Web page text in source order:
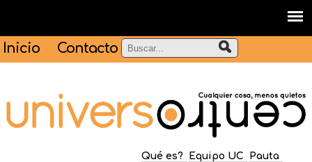
Inicio Contacto
Qué es? Equipo UC Pauta